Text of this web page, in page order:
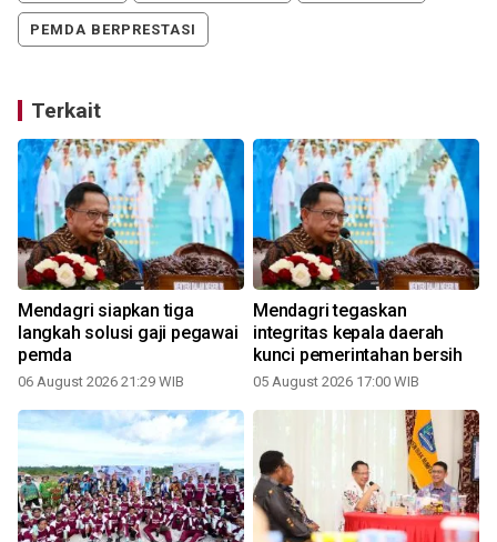
PEMDA BERPRESTASI
Terkait
Mendagri siapkan tiga
langkah solusi gaji pegawai
pemda
06 August 2026 21:29 WIB
Mendagri tegaskan
integritas kepala daerah
kunci pemerintahan bersih
05 August 2026 17:00 WIB